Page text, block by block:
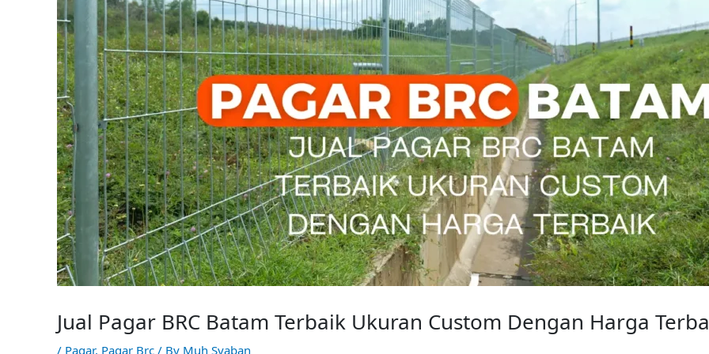
Jual Pagar BRC Batam Terbaik Ukuran Custom Dengan Harga
/ Pagar, Pagar Brc / By Muh Syaban